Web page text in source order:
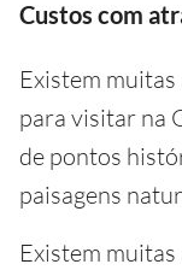
Custos com
Existem
para visitar na
de pontos
paisagens
Existem